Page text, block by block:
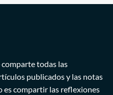
todas las
publicados y las notas
es compartir las reflexiones